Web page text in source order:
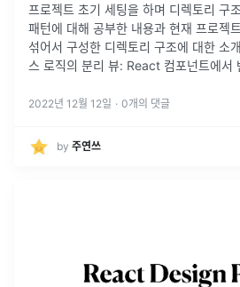
프로젝트 초기 세팅을 하며 디렉토리 구
패턴에 대해 공부한 내용과 현재 프로젝
섞어서 구성한 디렉토리 구조에 대한 소
스 로직의 분리 뷰: React 컴포넌트에서
2022년 12월 12일 · 0개의 댓글
by 주연쓰